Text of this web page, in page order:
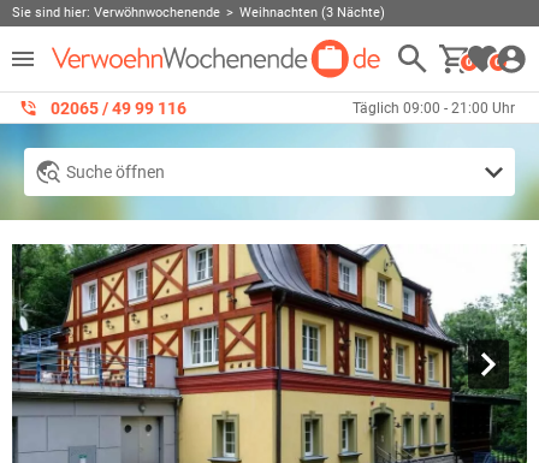
Sie sind hier: Verwöhnwochenende Weihnachten (3 Nächte)
0 0
02065 / 49 ‌99 116 Täglich 09:00 - 21:00 Uhr
Suche öffnen